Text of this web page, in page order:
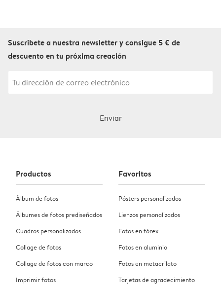
Suscríbete a nuestra newsletter y consigue 5 € de
descuento en tu próxima creación
Enviar
Productos
Álbum de fotos
Álbumes de fotos prediseñados
Cuadros personalizados
Collage de fotos
Collage de fotos con marco
Imprimir fotos
Favoritos
Pósters personalizados
Lienzos personalizados
Fotos en fórex
Fotos en aluminio
Fotos en metacrilato
Tarjetas de agradecimiento